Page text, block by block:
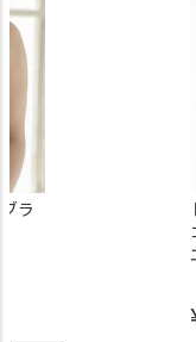
ラ
超ローライズ
チパンツ〈白〉
（
ローライズ レースパ